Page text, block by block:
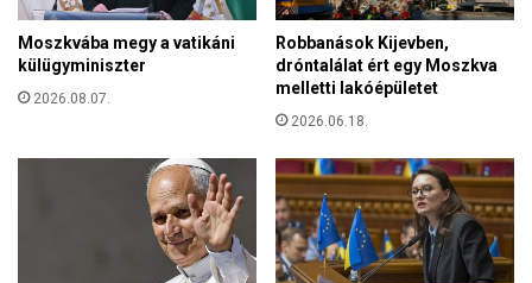
e
d
d
n
ő
e
z
e
t
Moszkvába megy a vatikáni
külügyminiszter
2026.08.07.
Robbanások Kijevben,
dróntalálat ért egy Moszkva
melletti lakóépületet
2026.06.18.